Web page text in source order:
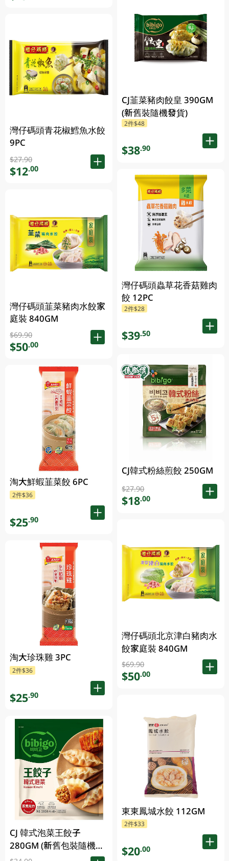
灣仔碼頭青花椒鱈魚水餃
9PC
$27.90
$12.00
灣仔碼頭韮菜豬肉水餃家
庭裝 840GM
$69.90
$50.00
淘大鮮蝦韮菜餃 6PC
2件$36
$25.90
淘大珍珠雞 3PC
2件$36
$25.90
CJ 韓式泡菜王餃子
280GM (新舊包裝隨機發
貨)
CJ韮菜豬肉餃皇 390GM
(新舊裝隨機發貨)
2件$48
$38.90
灣仔碼頭蟲草花香菇雞肉
餃 12PC
2件$28
$39.50
CJ韓式粉絲煎餃 250GM
$27.90
$18.00
灣仔碼頭北京津白豬肉水
餃家庭裝 840GM
$69.90
$50.00
東東鳳城水餃 112GM
2件$33
$20.00